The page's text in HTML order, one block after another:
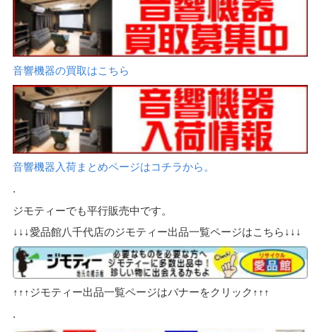
音響機器の買取はこちら
音響機器入荷まとめページはコチラから。
.
ジモティーでも平行販売中です。
↓↓↓愛品館八千代店のジモティー出品一覧ページはこちら↓↓↓
↑↑↑ジモティー出品一覧ページはバナーをクリック↑↑↑
.